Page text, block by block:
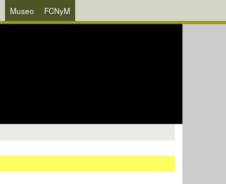
Museo FCNyM